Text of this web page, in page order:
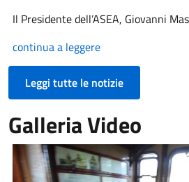
Il Presidente dell’ASEA, Giovanni
continua a leggere
Leggi tutte le notizie
Galleria Video